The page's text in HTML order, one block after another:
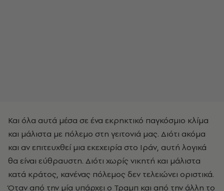
Και όλα αυτά μέσα σε ένα εκρηκτικό παγκόσμιο κλίμα
και μάλιστα με πόλεμο στη γειτονιά μας. Διότι ακόμα
και αν επιτευχθεί μια εκεχειρία στο Ιράν, αυτή λογικά
θα είναι εύθραυστη. Διότι χωρίς νικητή και μάλιστα
κατά κράτος, κανένας πόλεμος δεν τελειώνει οριστικά.
Όταν από την μία υπάρχει ο Τραμπ και από την άλλη το